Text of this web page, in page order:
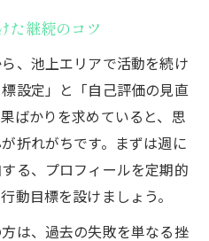
た継続のコツ
、池上エリアで活動を続け
設定」と「自己評価の見直
ばかりを求めていると、思
折れがちです。まずは週に
る、プロフィールを定期的
動目標を設けましょう。
は、過去の失敗を単なる挫